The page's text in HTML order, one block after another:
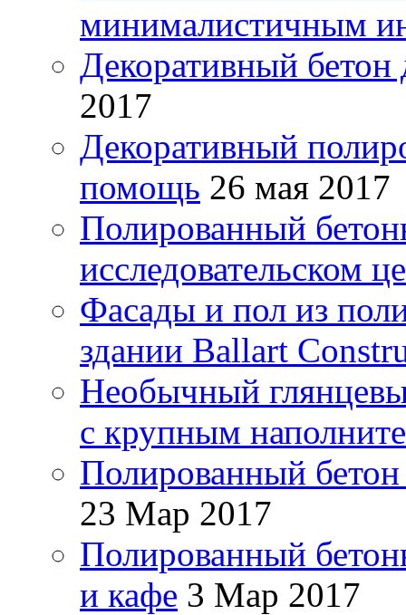
минималистичным
Декоративный бетон
2017
Декоративный
помощь 26 мая 2017
Полированный
исследовательском
Фасады и пол из
здании Ballart
Необычный
с крупным
Полированный бетон
23 Мар 2017
Полированный
и кафе 3 Мар 2017